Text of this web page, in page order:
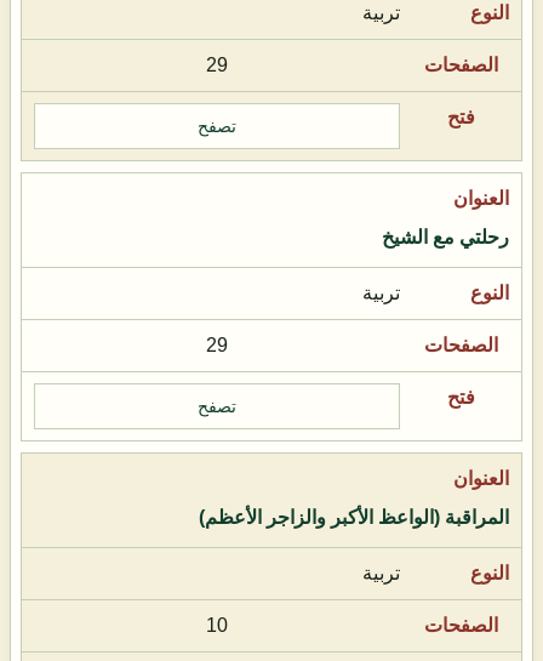
تربية
29
تصفح
رحلتي مع الشيخ
تربية
29
تصفح
المراقبة (الواعظ الأكبر والزاجر الأعظم)
تربية
10